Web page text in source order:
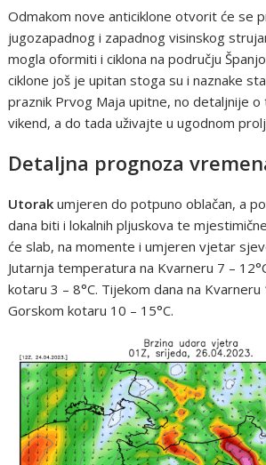
Odmakom nove anticiklone otvorit će se
jugozapadnog i zapadnog visinskog
mogla oformiti i ciklona na području
ciklone još je upitan stoga su i naznake
praznik Prvog Maja upitne, no detaljnije
vikend, a do tada uživajte u ugodnom
Detaljna prognoza
Utorak umjeren do potpuno oblačan, a
dana biti i lokalnih pljuskova te
će slab, na momente i umjeren vjetar
Jutarnja temperatura na Kvarneru 7 –
kotaru 3 – 8°C. Tijekom dana na Kvarneru
Gorskom kotaru 10 – 15°C.